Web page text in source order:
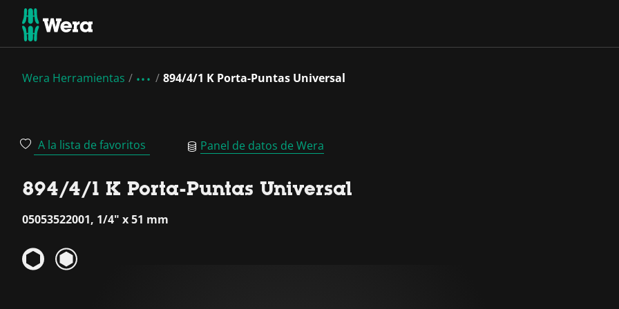
Wera Herramientas 894/4/1 K Porta-Puntas Universal
A la lista de favoritos Panel de datos de Wera
894/4/1 K Porta-Puntas Universal
05053522001, 1/4" x 51 mm